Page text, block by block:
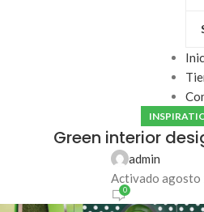
Green interior
admin
Activado agosto
0